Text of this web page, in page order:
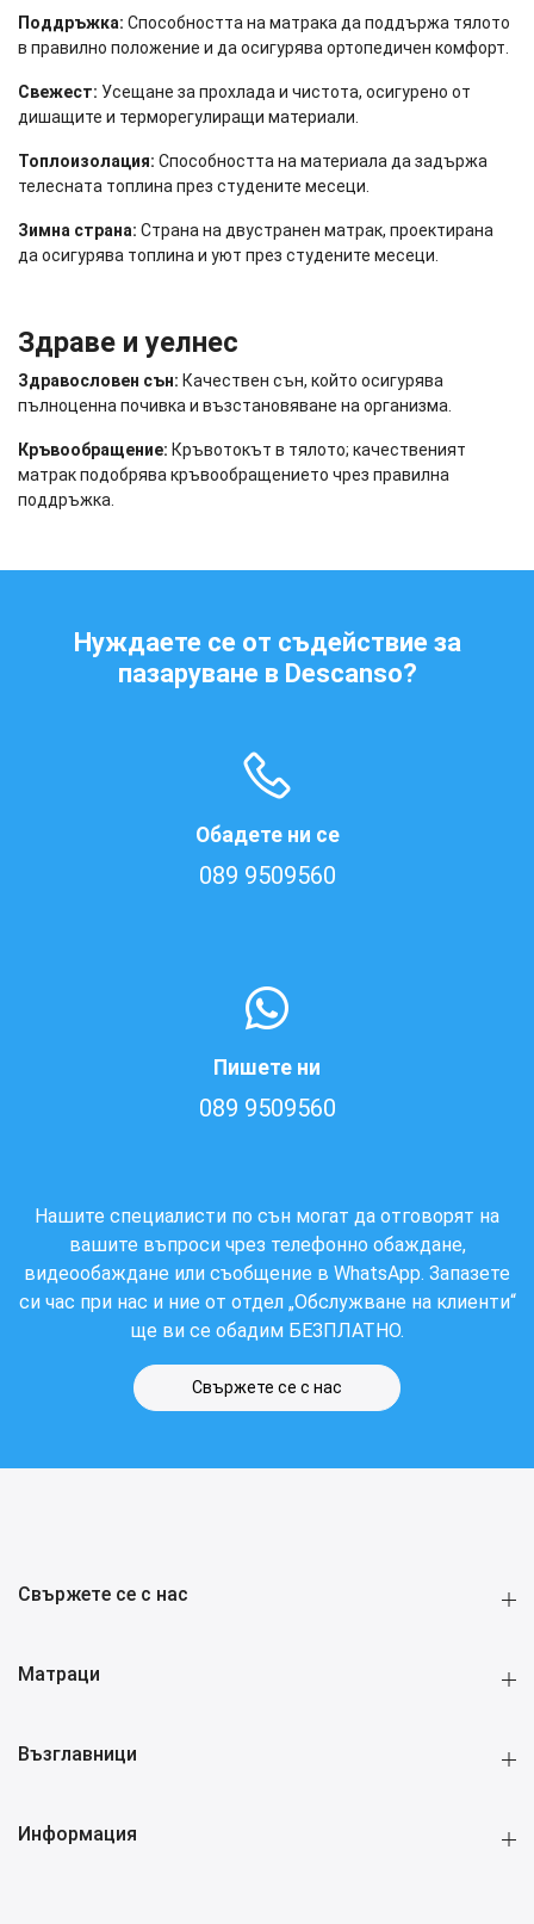
Поддръжка: Способността на матрака да поддържа тялото
в правилно положение и да осигурява ортопедичен комфорт.
Свежест: Усещане за прохлада и чистота, осигурено от
дишащите и терморегулиращи материали.
Топлоизолация: Способността на материала да задържа
телесната топлина през студените месеци.
Зимна страна: Страна на двустранен матрак, проектирана
да осигурява топлина и уют през студените месеци.
Здраве и уелнес
Здравословен сън: Качествен сън, който осигурява
пълноценна почивка и възстановяване на организма.
Кръвообращение: Кръвотокът в тялото; качественият
матрак подобрява кръвообращението чрез правилна
поддръжка.
Нуждаете се от съдействие за
пазаруване в Descanso?
Обадете ни се
089 9509560
Пишете ни
089 9509560
Нашите специалисти по сън могат да отговорят на
вашите въпроси чрез телефонно обаждане,
видеообаждане или съобщение в WhatsApp. Запазете
си час при нас и ние от отдел „Обслужване на клиенти“
ще ви се обадим БЕЗПЛАТНО.
Свържете се с нас
Свържете се с нас
Матраци
Възглавници
Информация